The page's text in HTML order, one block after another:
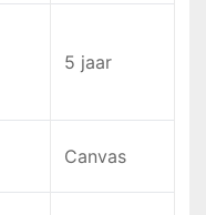
5 jaar
Canvas